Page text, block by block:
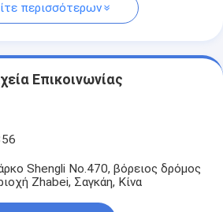
περισσότερων
Επικοινωνίας
Shengli No.470, βόρειος δρόμος
Zhabei, Σαγκάη, Κίνα